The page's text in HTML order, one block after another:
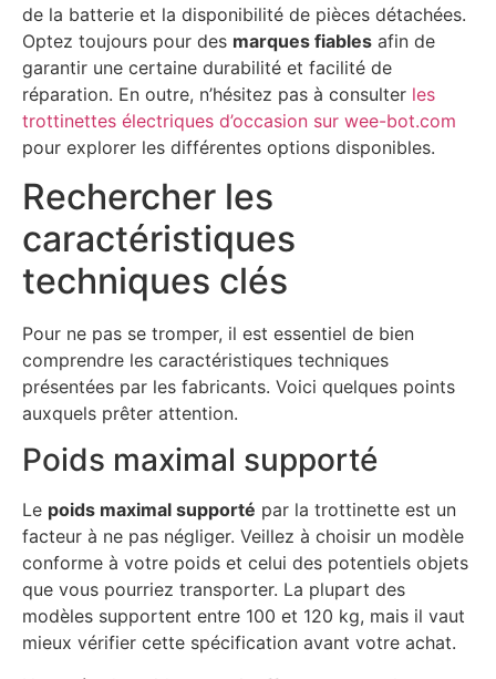
de la batterie et la disponibilité de pièces détachées.
Optez toujours pour des marques fiables afin de
garantir une certaine durabilité et facilité de
réparation. En outre, n’hésitez pas à consulter les
trottinettes électriques d’occasion sur wee-bot.com
pour explorer les différentes options disponibles.
Rechercher les
caractéristiques
techniques clés
Pour ne pas se tromper, il est essentiel de bien
comprendre les caractéristiques techniques
présentées par les fabricants. Voici quelques points
auxquels prêter attention.
Poids maximal supporté
Le poids maximal supporté par la trottinette est un
facteur à ne pas négliger. Veillez à choisir un modèle
conforme à votre poids et celui des potentiels objets
que vous pourriez transporter. La plupart des
modèles supportent entre 100 et 120 kg, mais il vaut
mieux vérifier cette spécification avant votre achat.